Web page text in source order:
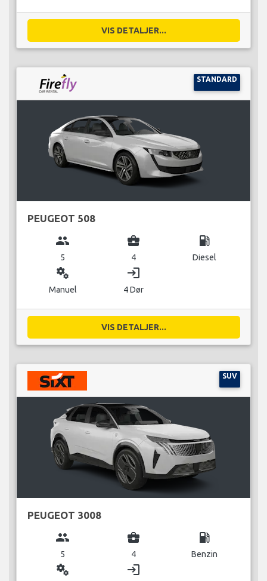
VIS DETALJER...
STANDARD
PEUGEOT 508
group
5
business_center
4
local_gas_station
Diesel
miscellaneous_services
Manuel
login
4 Dør
VIS DETALJER...
SUV
PEUGEOT 3008
group
5
business_center
4
local_gas_station
Benzin
miscellaneous_services login